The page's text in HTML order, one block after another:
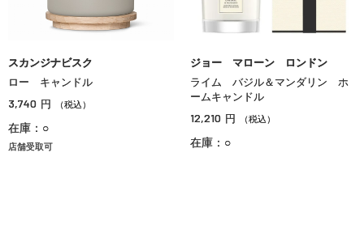
スカンジナビスク
ロー キャンドル
3,740 円 （税込）
在庫：○
店舗受取可
ジョー マローン ロンドン
ライム バジル＆マンダリン ホ
ームキャンドル
12,210 円 （税込）
在庫：○